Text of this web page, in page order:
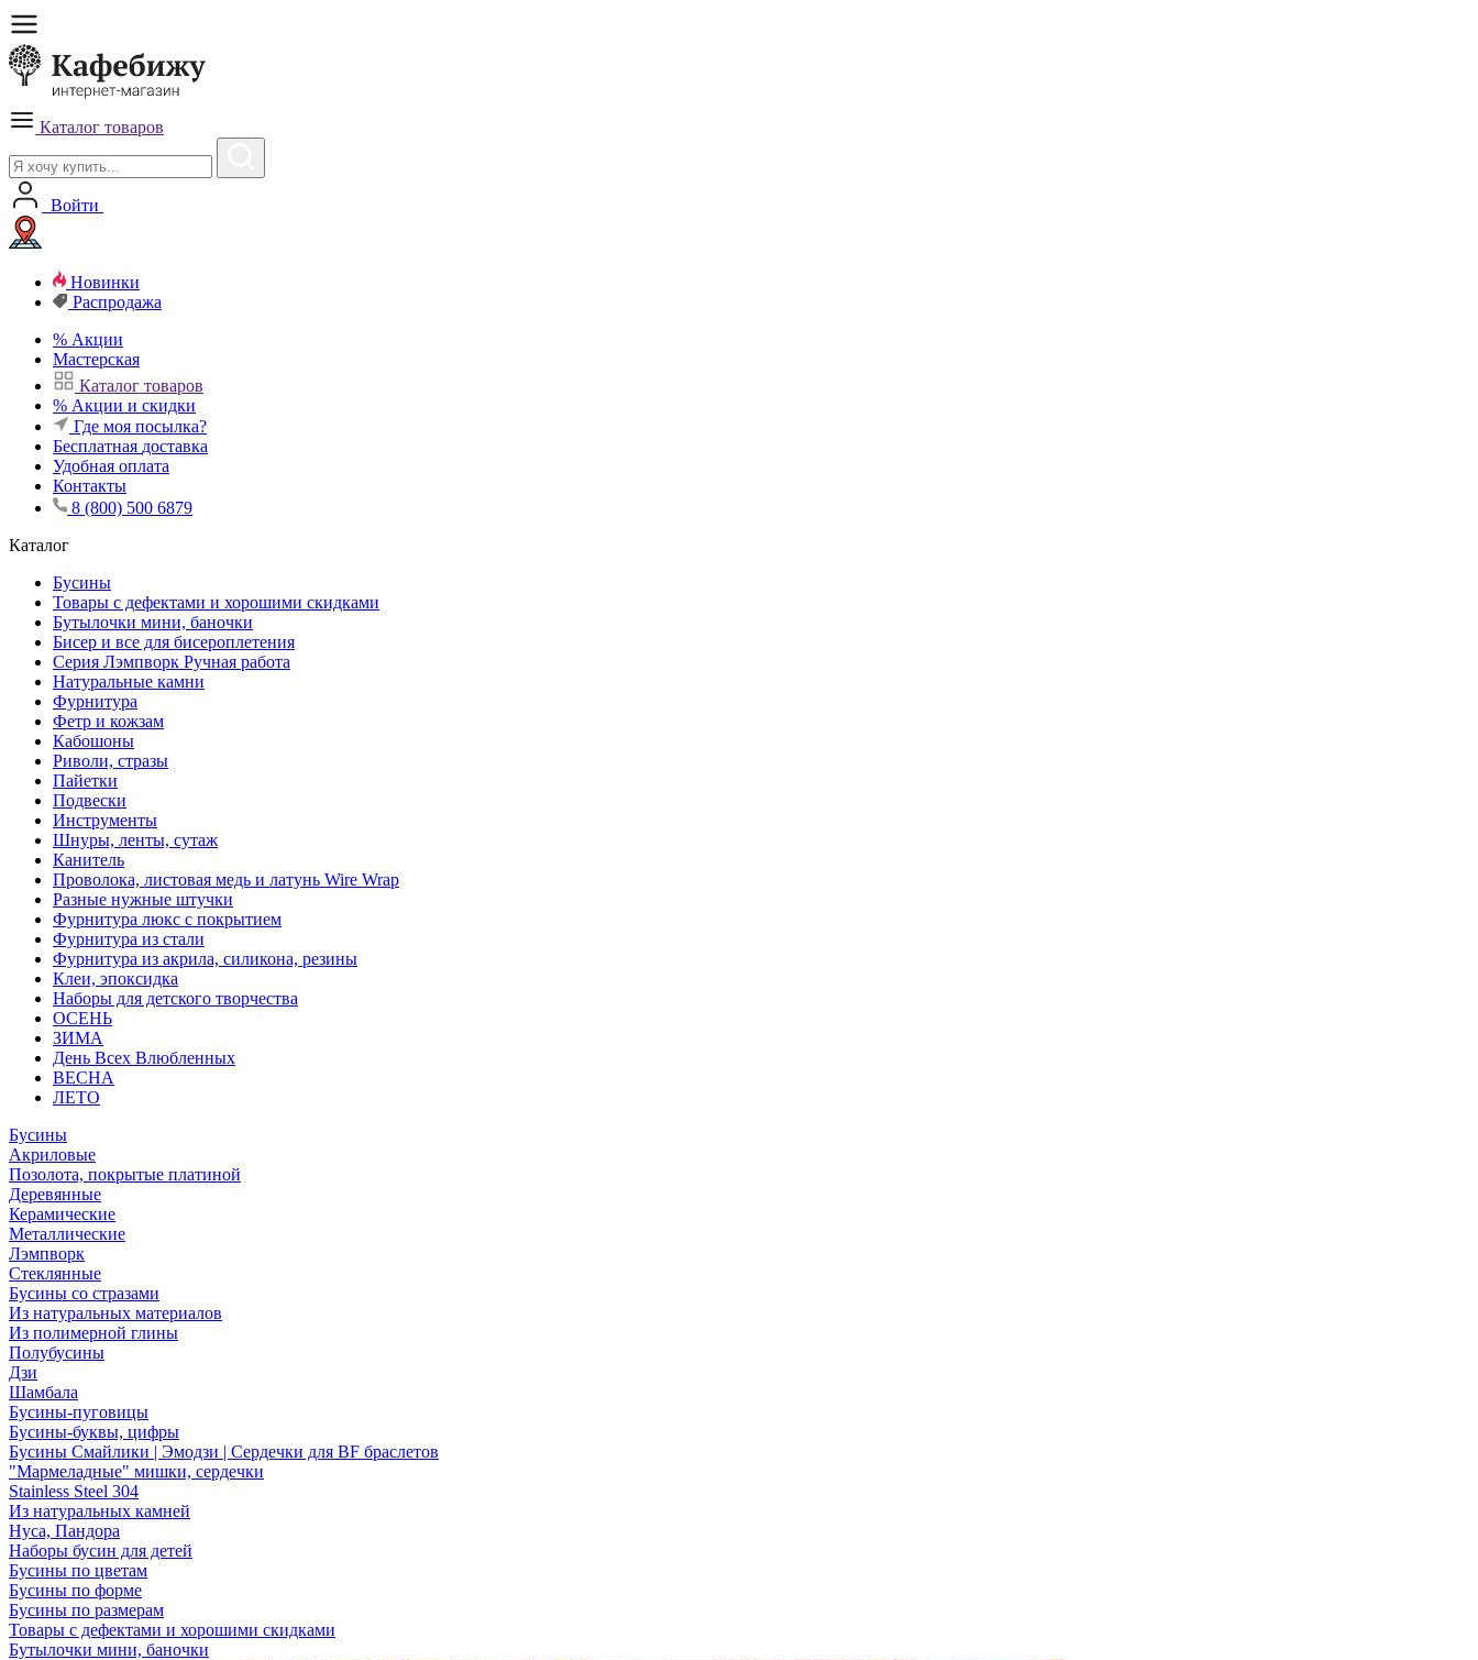
Каталог товаров
Войти
Новинки
Распродажа
% Акции
Мастерская
Каталог товаров
% Акции и скидки
Где моя посылка?
Бесплатная доставка
Удобная оплата
Контакты
8 (800) 500 6879
Каталог
Бусины
Товары с дефектами и хорошими скидками
Бутылочки мини, баночки
Бисер и все для бисероплетения
Серия Лэмпворк Ручная работа
Натуральные камни
Фурнитура
Фетр и кожзам
Кабошоны
Риволи, стразы
Пайетки
Подвески
Инструменты
Шнуры, ленты, сутаж
Канитель
Проволока, листовая медь и латунь Wire Wrap
Разные нужные штучки
Фурнитура люкс с покрытием
Фурнитура из стали
Фурнитура из акрила, силикона, резины
Клеи, эпоксидка
Наборы для детского творчества
ОСЕНЬ
ЗИМА
День Всех Влюбленных
ВЕСНА
ЛЕТО
Бусины
Акриловые
Позолота, покрытые платиной
Деревянные
Керамические
Металлические
Лэмпворк
Стеклянные
Бусины со стразами
Из натуральных материалов
Из полимерной глины
Полубусины
Дзи
Шамбала
Бусины-пуговицы
Бусины-буквы, цифры
Бусины Смайлики | Эмодзи | Сердечки для BF браслетов
"Мармеладные" мишки, сердечки
Stainless Steel 304
Из натуральных камней
Нуса, Пандора
Наборы бусин для детей
Бусины по цветам
Бусины по форме
Бусины по размерам
Товары с дефектами и хорошими скидками
Бутылочки мини, баночки